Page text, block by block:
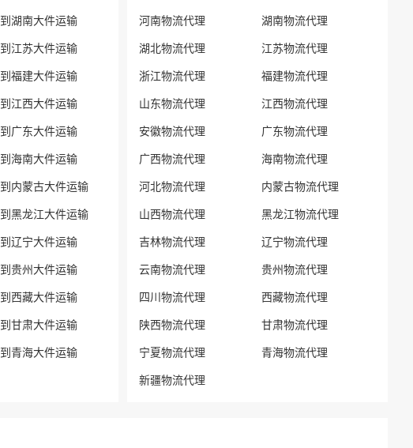
到湖南大件运输
到江苏大件运输
到福建大件运输
到江西大件运输
到广东大件运输
到海南大件运输
到内蒙古大件运输
到黑龙江大件运输
到辽宁大件运输
到贵州大件运输
到西藏大件运输
到甘肃大件运输
到青海大件运输
河南物流代理 湖南物流代理
湖北物流代理 江苏物流代理
浙江物流代理 福建物流代理
山东物流代理 江西物流代理
安徽物流代理 广东物流代理
广西物流代理 海南物流代理
河北物流代理 内蒙古物流代理
山西物流代理 黑龙江物流代理
吉林物流代理 辽宁物流代理
云南物流代理 贵州物流代理
四川物流代理 西藏物流代理
陕西物流代理 甘肃物流代理
宁夏物流代理 青海物流代理
新疆物流代理